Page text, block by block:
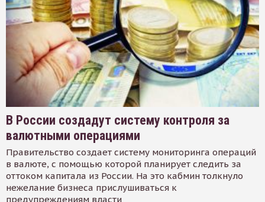
В России создадут систему контроля за
валютными операциями
Правительство создает систему мониторинга операций
в валюте, с помощью которой планирует следить за
оттоком капитала из России. На это кабмин толкнуло
нежелание бизнеса прислушиваться к
предупреждениям власти